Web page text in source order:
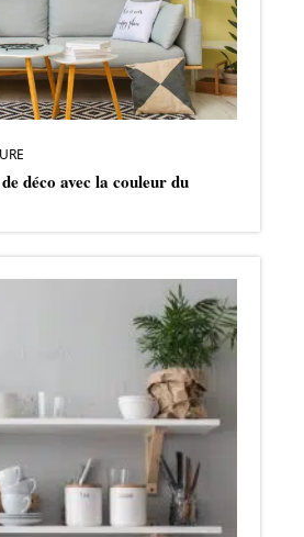
déco avec la couleur du